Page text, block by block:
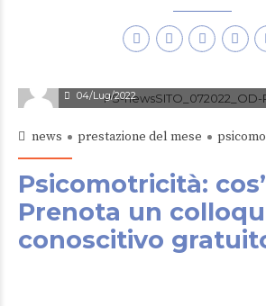
04/Lug/2022
news prestazione del mese
Psicomotricità:
Prenota un
conoscitivo